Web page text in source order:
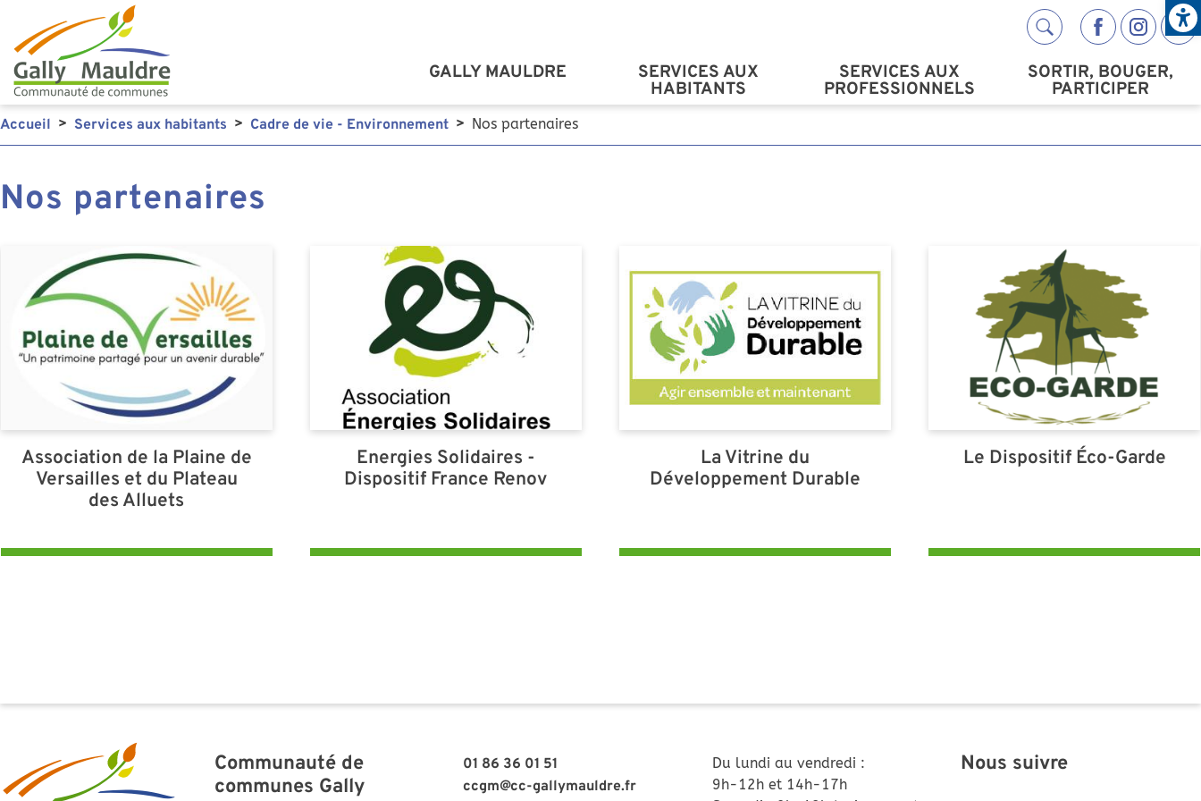
Réseaux
GALLY MAULDRE SERVICES AUX
HABITANTS
SERVICES AUX
PROFESSIONNELS
SORTIR, BOUGER,
PARTICIPER
Accueil Services aux habitants Cadre de vie - Environnement Nos partenaires
Nos partenaires
Association de la Plaine de
Versailles et du Plateau
des Alluets
Energies Solidaires -
Dispositif France Renov
La Vitrine du
Développement Durable
Le Dispositif Éco-Garde
Communauté de
communes Gally
01 86 36 01 51
ccgm@cc-gallymauldre.fr
Du lundi au vendredi :
9h-12h et 14h-17h
Nous suivre